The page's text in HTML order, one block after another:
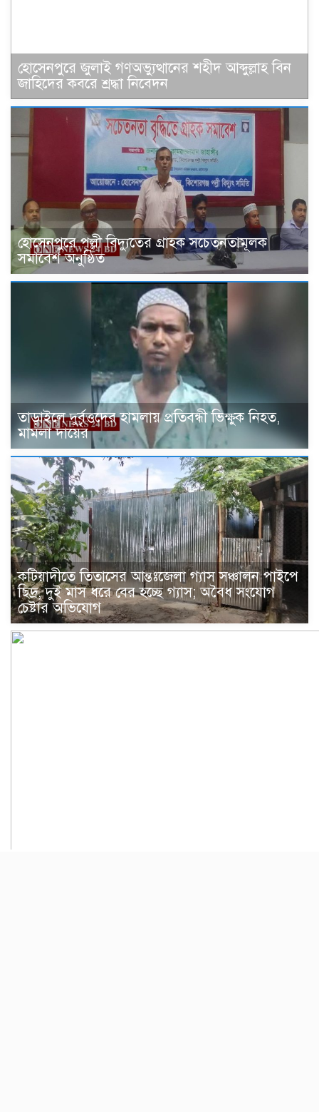
হোসেনপুরে জুলাই গণঅভ্যুত্থানের শহীদ আব্দুল্লাহ বিন
জাহিদের কবরে শ্রদ্ধা নিবেদন
হোসেনপুরে পল্লী বিদ্যুতের গ্রাহক সচেতনতামূলক
সমাবেশ অনুষ্ঠিত
তাড়াইলে দুর্বৃত্তদের হামলায় প্রতিবন্ধী ভিক্ষুক নিহত,
মামলা দায়ের
কটিয়াদীতে তিতাসের আন্তঃজেলা গ্যাস সঞ্চালন পাইপে
ছিদ্র, দুই মাস ধরে বের হচ্ছে গ্যাস; অবৈধ সংযোগ
চেষ্টার অভিযোগ